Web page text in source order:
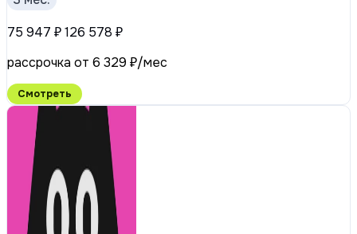
75 947 ₽126 578 ₽
рассрочка от 6 329 ₽/мес
Смотреть